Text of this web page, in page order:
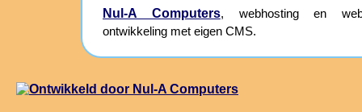
Nul-A Computers, webhosting en
ontwikkeling met eigen CMS.